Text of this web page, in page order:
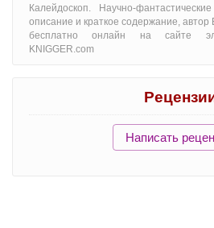
Калейдоскоп. Научно-
oписание и краткое содержание, автор
бесплатно онлайн на сайте
KNIGGER.com
Написать